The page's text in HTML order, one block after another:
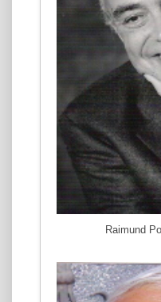
Raimund